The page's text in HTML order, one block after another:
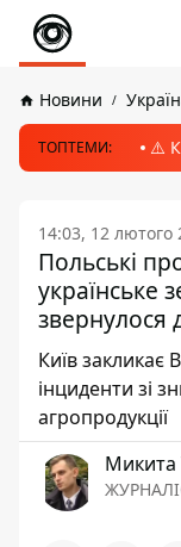
Новини
ТОПТЕМИ: ⚠️
14:03, 12 лютого
Польські
українське
звернулося
Київ закликає
інциденти зі
агропродукції
Микита